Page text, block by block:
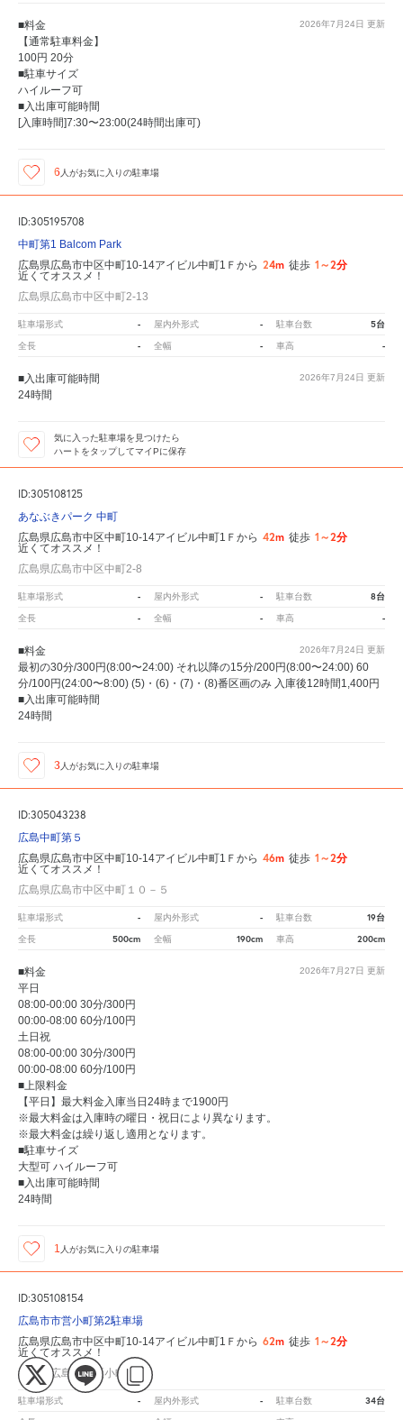
2026年7月24日 更新
■料金
【通常駐車料金】
100円 20分
■駐車サイズ
ハイルーフ可
■入出庫可能時間
[入庫時間]7:30〜23:00(24時間出庫可)
6 人がお気に入りの駐車場
ID:305195708
中町第1 Balcom Park
広島県広島市中区中町10-14アイビル中町1Ｆから 24m 徒歩 1～2分
近くてオススメ！
広島県広島市中区中町2-13
駐車場形式 - 屋内外形式 - 駐車台数 5台
全長 - 全幅 - 車高 -
2026年7月24日 更新
■入出庫可能時間
24時間
気に入った駐車場を見つけたら
ハートをタップしてマイPに保存
ID:305108125
あなぶきパーク 中町
広島県広島市中区中町10-14アイビル中町1Ｆから 42m 徒歩 1～2分
近くてオススメ！
広島県広島市中区中町2-8
駐車場形式 - 屋内外形式 - 駐車台数 8台
全長 - 全幅 - 車高 -
2026年7月24日 更新
■料金
最初の30分/300円(8:00〜24:00) それ以降の15分/200円(8:00〜24:00) 60
分/100円(24:00〜8:00) (5)・(6)・(7)・(8)番区画のみ 入庫後12時間1,400円
■入出庫可能時間
24時間
3人がお気に入りの駐車場
ID:305043238
広島中町第５
広島県広島市中区中町10-14アイビル中町1Ｆから 46m 徒歩 1～2分
近くてオススメ！
広島県広島市中区中町１０－５
駐車場形式 - 屋内外形式 - 駐車台数 19台
全長 500cm 全幅 190cm 車高 200cm
2026年7月27日 更新
■料金
平日
08:00-00:00 30分/300円
00:00-08:00 60分/100円
土日祝
08:00-00:00 30分/300円
00:00-08:00 60分/100円
■上限料金
【平日】最大料金入庫当日24時まで1900円
※最大料金は入庫時の曜日・祝日により異なります。
※最大料金は繰り返し適用となります。
■駐車サイズ
大型可 ハイルーフ可
■入出庫可能時間
24時間
1 人がお気に入りの駐車場
ID:305108154
広島市市営小町第2駐車場
広島県広島市中区中町10-14アイビル中町1Ｆから 62m 徒歩 1～2分
近くてオススメ！
広島県広島市中区小町
駐車場形式 - 屋内外形式 - 駐車台数 34台